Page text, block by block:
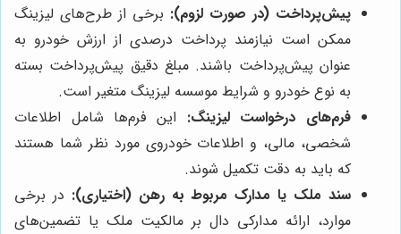
پیش‌پرداخت (در صورت لزوم): برخی از طرح‌های لیزینگ
ممکن است نیازمند پرداخت درصدی از ارزش خودرو به
عنوان پیش‌پرداخت باشند. مبلغ دقیق پیش‌پرداخت بسته
به نوع خودرو و شرایط موسسه لیزینگ متغیر است.
فرم‌های درخواست لیزینگ: این فرم‌ها شامل اطلاعات
شخصی، مالی، و اطلاعات خودروی مورد نظر شما هستند
که باید به دقت تکمیل شوند.
سند ملک یا مدارک مربوط به رهن (اختیاری): در برخی
موارد، ارائه مدارکی دال بر مالکیت ملک یا تضمین‌های